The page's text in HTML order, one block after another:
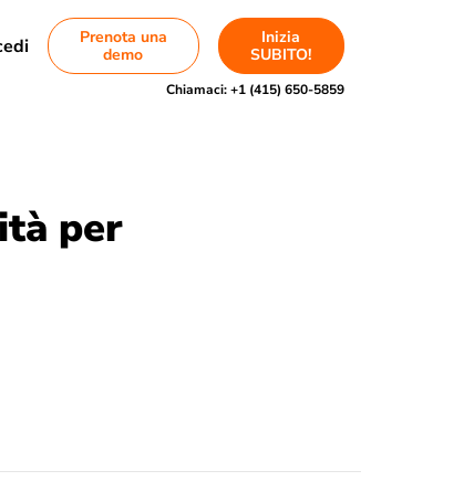
Prenota una
demo
Inizia
SUBITO!
Chiamaci:+1 (415) 650-5859
per